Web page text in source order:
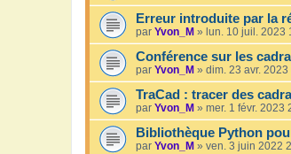
Erreur introduite par la
par Yvon_M » lun. 10 juil. 2023
Conférence sur les
par Yvon_M » dim. 23 avr. 2023
TraCad : tracer des
par Yvon_M » mer. 1 févr. 2023
Bibliothèque Python
par Yvon_M » ven. 3 juin 2022